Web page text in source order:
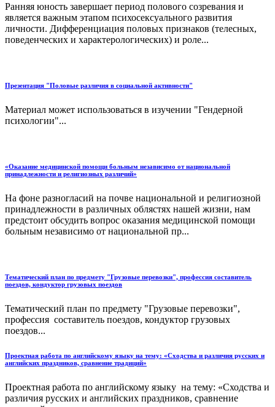
Ранняя юность завершает период полового созревания и
является важным этапом психосексуального развития
личности. Дифференциация половых признаков (телесных,
поведенческих и характерологических) и роле...
Презентация "Половые различия в социальной активности"
Материал может использоваться в изучении "Гендерной
психологии"...
«Оказание медицинской помощи больным независимо от национальной
принадлежности и религиозных различий»
На фоне разногласий на почве национальной и религиозной
принадлежности в различных облястях нашей жизни, нам
предстоит обсудить вопрос оказания медицинской помощи
больным независимо от национальной пр...
Тематический план по предмету "Грузовые перевозки", профессия составитель
поездов, кондуктор грузовых поездов
Тематический план по предмету "Грузовые перевозки",
профессия составитель поездов, кондуктор грузовых
поездов...
Проектная работа по английскому языку на тему: «Сходства и различия русских и
английских праздников, сравнение традиций»
Проектная работа по английскому языку на тему: «Сходства и
различия русских и английских праздников, сравнение